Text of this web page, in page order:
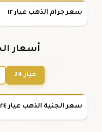
سعر جرام الذهب عيار ١٢
أسعار
عيار 24
سعر الجنية الذهب عيار ٢٤